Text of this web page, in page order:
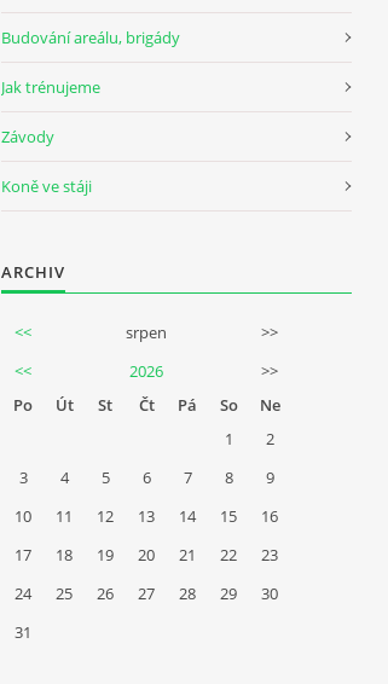
Budování areálu, brigády
Jak trénujeme
Závody
Koně ve stáji
ARCHIV
<< srpen
>>
<<
2026
>>
Po
Út St Čt Pá So
Ne
1
2
3
4 5 6 7 8
9
10
11 12 13 14 15
16
17
18 19 20 21 22
23
24
25 26 27 28 29
30
31